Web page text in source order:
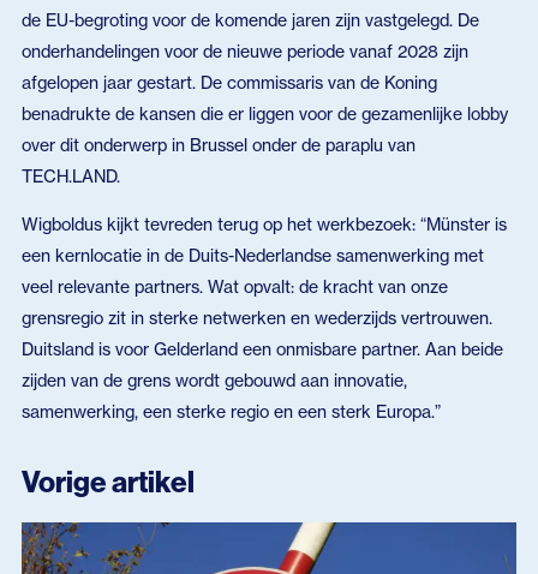
de EU-begroting voor de komende jaren zijn vastgelegd. De
onderhandelingen voor de nieuwe periode vanaf 2028 zijn
afgelopen jaar gestart. De commissaris van de Koning
benadrukte de kansen die er liggen voor de gezamenlijke lobby
over dit onderwerp in Brussel onder de paraplu van
TECH.LAND.
Wigboldus kijkt tevreden terug op het werkbezoek: “Münster is
een kernlocatie in de Duits-Nederlandse samenwerking met
veel relevante partners. Wat opvalt: de kracht van onze
grensregio zit in sterke netwerken en wederzijds vertrouwen.
Duitsland is voor Gelderland een onmisbare partner. Aan beide
zijden van de grens wordt gebouwd aan innovatie,
samenwerking, een sterke regio en een sterk Europa.”
Vorige artikel